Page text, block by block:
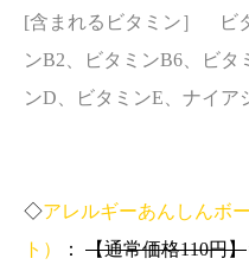
[含まれるビタミン］
ビ
ンB2、ビタミンB6、ビタ
ンD、ビタミンE、ナイア
◇アレルギーあんしんボ
ト）
： 【通常価格110円】